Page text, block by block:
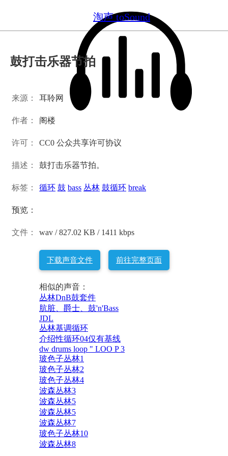
淘声 toSound
鼓打击乐器节拍
来源： 耳聆网
作者： 阁楼
许可： CC0 公众共享许可协议
描述： 鼓打击乐器节拍。
标签： 循环 鼓 bass 丛林 鼓循环 break
预览：
文件： wav / 827.02 KB / 1411 kbps
下载声音文件 前往完整页面
相似的声音：
丛林DnB鼓套件
肮脏、爵士、鼓'n'Bass
JDL
丛林基调循环
介绍性循环04仅有基线
dw drums loop " LOO P 3
玻色子丛林1
玻色子丛林2
玻色子丛林4
波森丛林3
波森丛林5
波森丛林5
波森丛林7
玻色子丛林10
波森丛林8